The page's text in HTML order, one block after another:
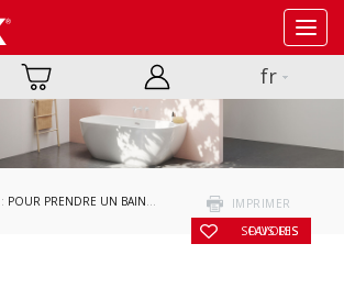
fr
IMPRIMER
SOUS LES FAVORIS
: POUR PRENDRE UN BAIN ACCESSOIRES :SUPPORTS,